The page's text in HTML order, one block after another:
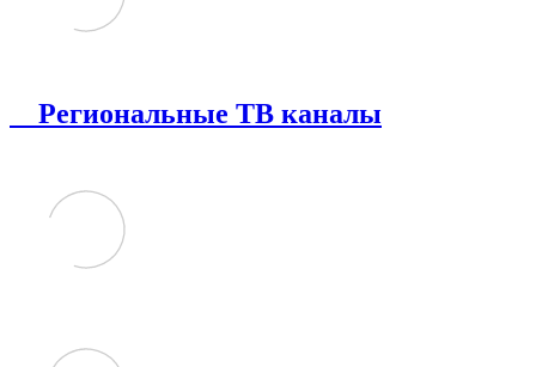
Региональные ТВ каналы